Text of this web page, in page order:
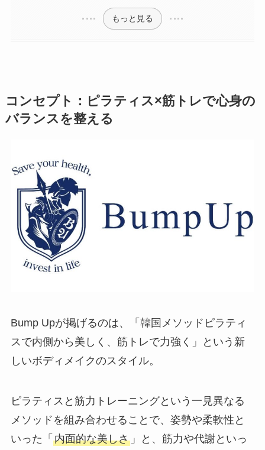
もっと見る
コンセプト：ピラティス×筋トレで心身の
バランスを整える
Bump Upが掲げるのは、「韓国メソッドピラティ
スで内側から美しく、筋トレで力強く」という新
しいボディメイクのスタイル。
ピラティスと筋力トレーニングという一見異なる
メソッドを組み合わせることで、姿勢や柔軟性と
いった「 内面的な美しさ」と、筋力や代謝といっ